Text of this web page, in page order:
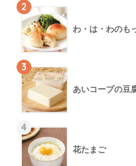
2
わ・は・わのも
3
あいコープの豆
4
花たまご